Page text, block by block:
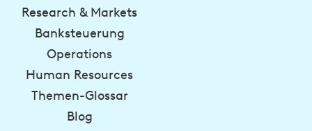
Research & Markets
Banksteuerung
Operations
Human Resources
Themen-Glossar
Blog